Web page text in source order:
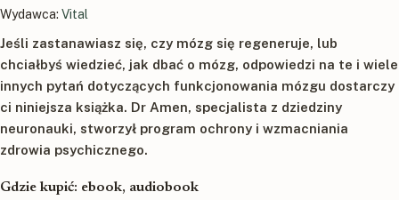
Wydawca: Vital
Jeśli zastanawiasz się, czy mózg się regeneruje, lub
chciałbyś wiedzieć, jak dbać o mózg, odpowiedzi na te i wiele
innych pytań dotyczących funkcjonowania mózgu dostarczy
ci niniejsza książka. Dr Amen, specjalista z dziedziny
neuronauki, stworzył program ochrony i wzmacniania
zdrowia psychicznego.
Gdzie kupić: ebook, audiobook